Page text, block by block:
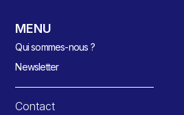
MENU
Qui sommes-nous ?
Newsletter
Contact